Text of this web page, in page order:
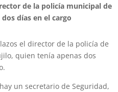
de la policía municipal de
días en el cargo
el director de la policía de
quien tenía apenas dos
un secretario de Seguridad,